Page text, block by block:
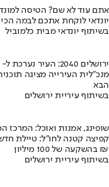
אתם עוד לא שם? הטיסה
יונדאי לוקחת אתכם לבמה הכי
בשיתוף יונדאי מבית כלמוביל
ירושלים 2040: העיר נערכת ל- 1.5 מליון תושבים
מנכ"לית העירייה מציגה
הבא
בשיתוף עיריית ירושלים
שופינג, אמנות ואוכל:
קפיצה קטנה לחו"ל: טיילת
בהשקעה של 100 מיליון ₪
בשיתוף עיריית ירושלים